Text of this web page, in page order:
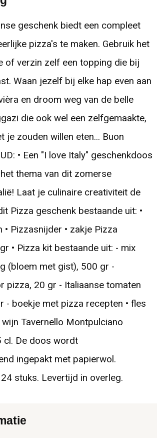
geschenk biedt een compleet
pizza's te maken. Gebruik het
of verzin zelf een topping die bij
Waan jezelf bij elke hap even aan
en droom weg van de belle
die ook wel een zelfgemaakte,
je zouden willen eten... Buon
• Een "I love Italy" geschenkdoos
thema van dit zomerse
Laat je culinaire creativiteit de
Pizza geschenk bestaande uit: •
• Pizzasnijder • zakje Pizza
• Pizza kit bestaande uit: - mix
(bloem met gist), 500 gr -
pizza, 20 gr - Italiaanse tomaten
- boekje met pizza recepten • fles
Tavernello Montpulciano
cl. De doos wordt
ingepakt met papierwol.
stuks. Levertijd in overleg.